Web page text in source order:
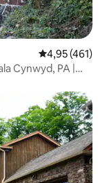
Calificación
4,95 (461)
Cynwyd, PA |